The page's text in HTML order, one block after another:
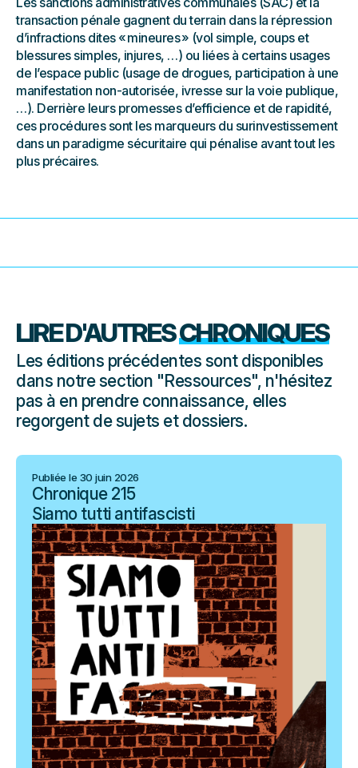
transaction pénale gagnent du terrain dans la répression
d’infractions dites « mineures » (vol simple, coups et
blessures simples, injures, …) ou liées à certains usages
de l’espace public (usage de drogues, participation à une
manifestation non-autorisée, ivresse sur la voie publique,
…). Derrière leurs promesses d’efficience et de rapidité,
ces procédures sont les marqueurs du surinvestissement
dans un paradigme sécuritaire qui pénalise avant tout les
plus précaires.
LIRE D'AUTRESCHRONIQUES
Les éditions précédentes sont disponibles
dans notre section "Ressources", n'hésitez
pas à en prendre connaissance, elles
regorgent de sujets et dossiers.
Publiée le 30 juin 2026
Chronique 215
Siamo tutti antifascisti